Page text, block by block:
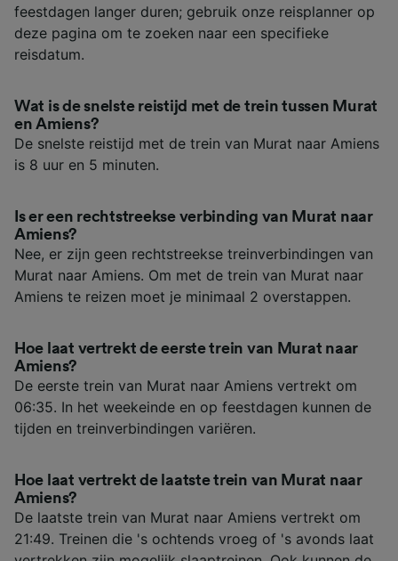
feestdagen langer duren; gebruik onze reisplanner op
deze pagina om te zoeken naar een specifieke
reisdatum.
Wat is de snelste reistijd met de trein tussen Murat
en Amiens?
De snelste reistijd met de trein van Murat naar Amiens
is 8 uur en 5 minuten.
Is er een rechtstreekse verbinding van Murat naar
Amiens?
Nee, er zijn geen rechtstreekse treinverbindingen van
Murat naar Amiens. Om met de trein van Murat naar
Amiens te reizen moet je minimaal 2 overstappen.
Hoe laat vertrekt de eerste trein van Murat naar
Amiens?
De eerste trein van Murat naar Amiens vertrekt om
06:35. In het weekeinde en op feestdagen kunnen de
tijden en treinverbindingen variëren.
Hoe laat vertrekt de laatste trein van Murat naar
Amiens?
De laatste trein van Murat naar Amiens vertrekt om
21:49. Treinen die 's ochtends vroeg of 's avonds laat